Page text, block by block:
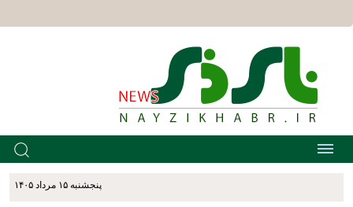
پنجشنبه ۱۵ مرداد ۱۴۰۵